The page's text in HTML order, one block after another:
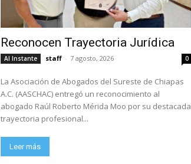
Reconocen Trayectoria Jurídica
Al Instante staff - 7 agosto, 2026 0
La Asociación de Abogados del Sureste de Chiapas
A.C. (AASCHAC) entregó un reconocimiento al
abogado Raúl Roberto Mérida Moo por su destacada
trayectoria profesional...
Leer más